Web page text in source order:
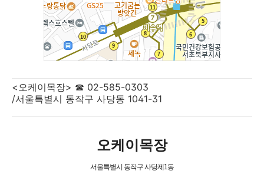
<오케이목장> ☎ 02-585-0303
/서울특별시 동작구 사당동 1041-31